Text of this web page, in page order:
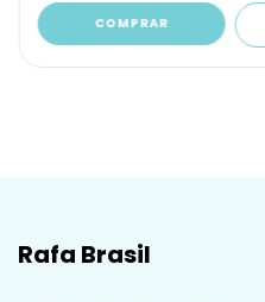
COMPRAR
Rafa Brasil